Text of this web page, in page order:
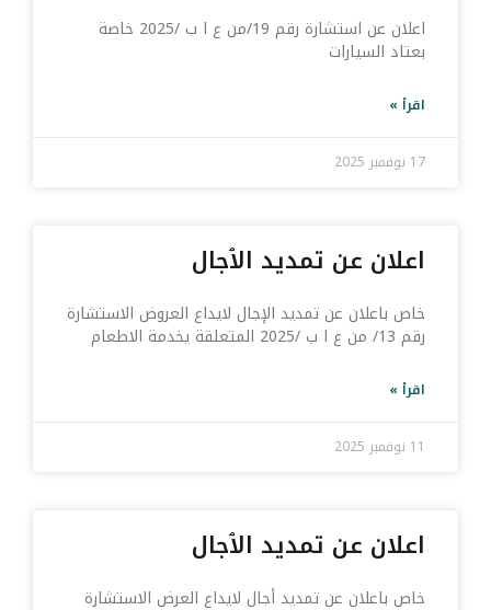
اعلان عن استشارة رقم 19/من ع ا ب /2025 خاصة
بعتاد السيارات
اقرأ »
17 نوفمبر 2025
اعلان عن تمديد الٱجال
خاص باعلان عن تمديد الإجال لايداع العروض الاستشارة
رقم 13/ من ع ا ب /2025 المتعلقة يخدمة الاطعام
اقرأ »
11 نوفمبر 2025
اعلان عن تمديد الٱجال
خاص باعلان عن تمديد أجال لايداع العرض الاستشارة